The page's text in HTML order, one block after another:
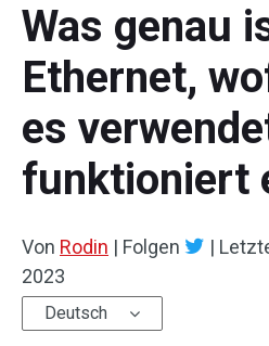
Was genau
Ethernet,
es
funktioniert
Von Rodin | Folgen |
2023
Deutsch